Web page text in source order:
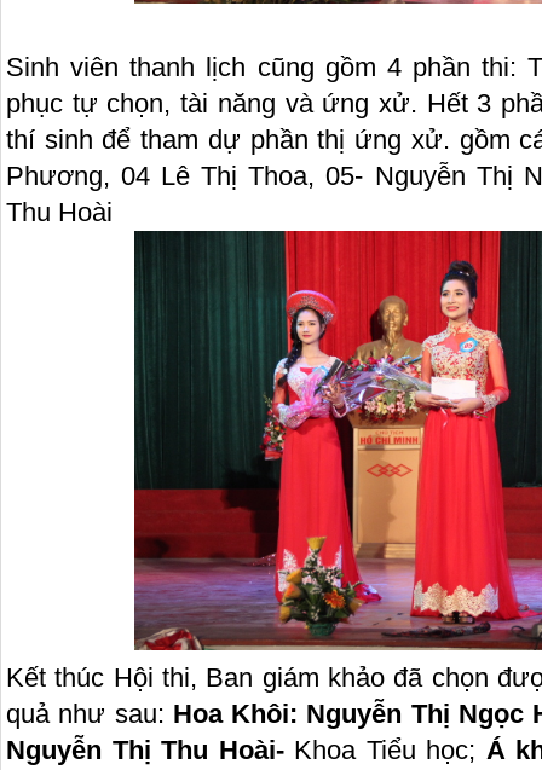
Sinh viên thanh lịch cũng gồm 4 phần thi:
phục tự chọn, tài năng và ứng xử. Hết 3
thí sinh để tham dự phần thị ứng xử. gồm
Phương, 04 Lê Thị Thoa, 05- Nguyễn Thị
Thu Hoài
Kết thúc Hội thi, Ban giám khảo đã chọn
quả như sau: Hoa Khôi: Nguyễn Thị Ngọc
Nguyễn Thị Thu Hoài- Khoa Tiểu học; Á